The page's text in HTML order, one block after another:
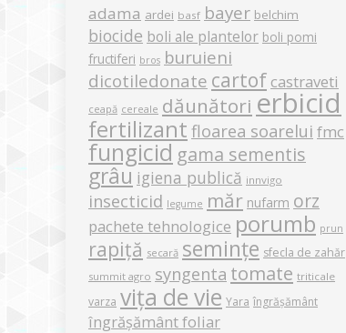
adama ardei basf bayer belchim
biocide boli ale plantelor boli pomi
fructiferi bros buruieni
dicotiledonate cartof castraveti
ceapă cereale dăunători erbicid
fertilizant floarea soarelui fmc
fungicid gama sementis
grâu igiena publică innvigo
insecticid legume măr nufarm orz
pachete tehnologice porumb prun
rapiță secară semințe sfecla de zahăr
summit agro syngenta tomate triticale
varza vița de vie Yara îngrășământ
îngrășământ foliar